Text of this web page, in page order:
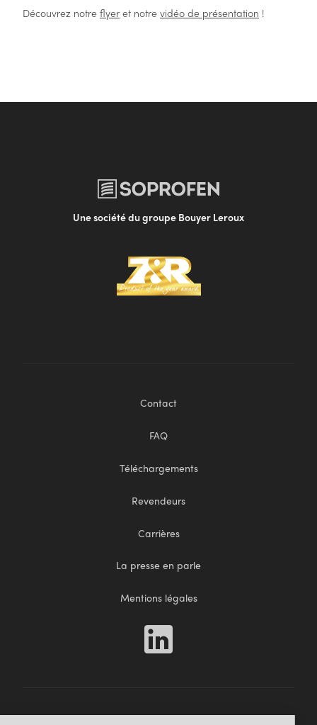
Découvrez notre flyeret notre vidéo de présentation !
Une société du groupe Bouyer Leroux
Contact
FAQ
Téléchargements
Revendeurs
Carrières
La presse en parle
Mentions légales